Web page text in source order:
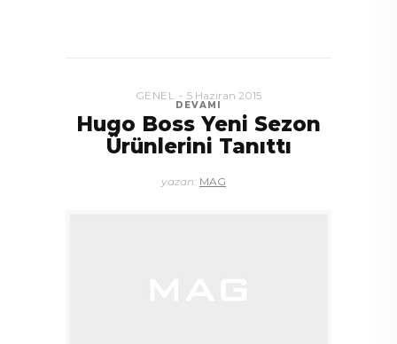
DEVAMI
GENEL 5 Haziran 2015
Hugo Boss Yeni Sezon
Ürünlerini Tanıttı
yazan: MAG